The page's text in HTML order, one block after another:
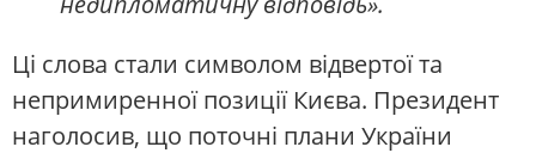
Ці слова стали символом відвертої та
непримиренної позиції Києва. Президент
наголосив, що поточні плани України